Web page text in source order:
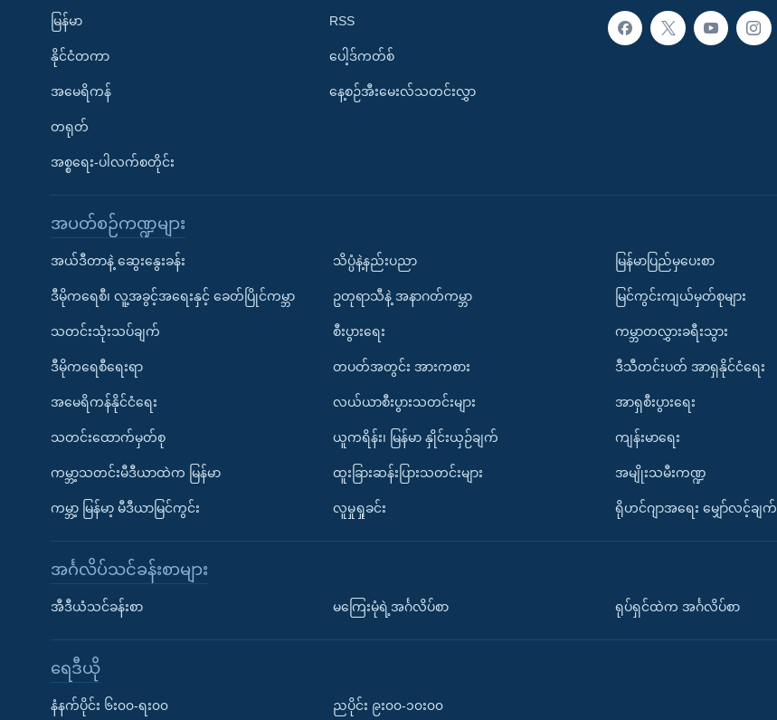
မြန်မာ
နိုင်ငံတကာ
အမေရိကန်
တရုတ်
အစ္စရေး-ပါလက်စတိုင်း
RSS
ပေါ့ဒ်ကတ်စ်
နေ့စဉ်အီးမေးလ်သတင်းလွှာ
အပတ်စဉ်ကဏ္ဍများ
အယ်ဒီတာနဲ့ ဆွေးနွေးခန်း
ဒီမိုကရေစီ၊ လူ့အခွင့်အရေးနှင့် ခေတ်ပြိုင်ကမ္ဘာ
သတင်းသုံးသပ်ချက်
ဒီမိုကရေစီရေးရာ
အမေရိကန်နိုင်ငံရေး
သတင်းထောက်မှတ်စု
ကမ္ဘာ့သတင်းမီဒီယာထဲက မြန်မာ
ကမ္ဘာ့ မြန်မာ့ မီဒီယာမြင်ကွင်း
သိပ္ပံနဲ့နည်းပညာ
ဥတုရာသီနဲ့ အနာဂတ်ကမ္ဘာ
စီးပွားရေး
တပတ်အတွင်း အားကစား
လယ်ယာစီးပွားသတင်းများ
ယူကရိန်း၊ မြန်မာ နှိုင်းယှဉ်ချက်
ထူးခြားဆန်းပြားသတင်းများ
လူမှုရှုခင်း
မြန်မာပြည်မှပေးစာ
မြင်ကွင်းကျယ်မှတ်စုများ
ကမ္ဘာတလွှားခရီးသွား
ဒီသီတင်းပတ် အာရှနိုင်ငံရေး
အာရှစီးပွားရေး
ကျန်းမာရေး
အမျိုးသမီးကဏ္ဍ
ရိုဟင်ဂျာအရေး မျှော်လင့်ချက်
အင်္ဂလိပ်သင်ခန်းစာများ
အီဒီယံသင်ခန်းစာ မကြေးမုံရဲ့အင်္ဂလိပ်စာ ရုပ်ရှင်ထဲက အင်္ဂလိပ်စာ
ရေဒီယို
နံနက်ပိုင်း ၆း၀၀-ရး၀၀ ညပိုင်း ၉း၀၀-၁၀း၀၀